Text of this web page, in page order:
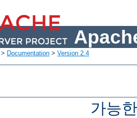
Documentation > Version 2.4
가능